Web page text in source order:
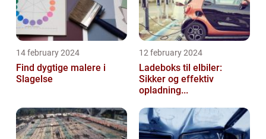
14 february 2024
Find dygtige malere i
Slagelse
12 february 2024
Ladeboks til elbiler:
Sikker og effektiv
opladning...